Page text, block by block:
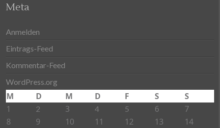
Meta
Anmelden
Eintrags-Feed
Kommentar-Feed
WordPress.org
M D M D F S
S
1
2 3 4 5 6
7
8
9 10 11 12 13
14